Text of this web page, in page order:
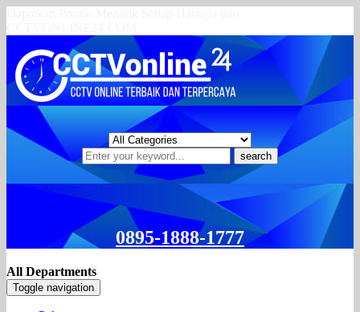
search
0895-1888-1777
All Departments
Toggle navigation